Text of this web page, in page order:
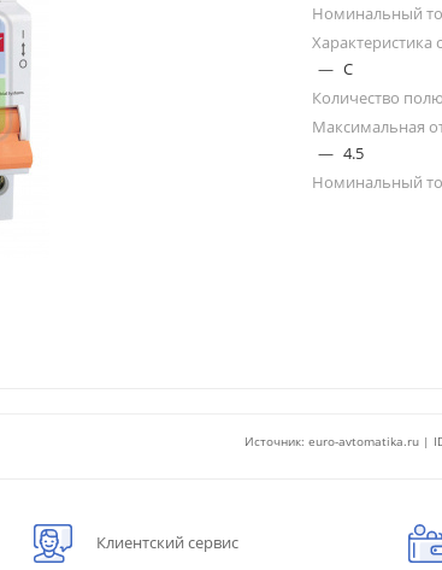
Номинальный
Характеристика
— C
Количество
Максимальная
— 4.5
Номинальный
Источник: euro-avtomatika.ru |
Клиентский сервис